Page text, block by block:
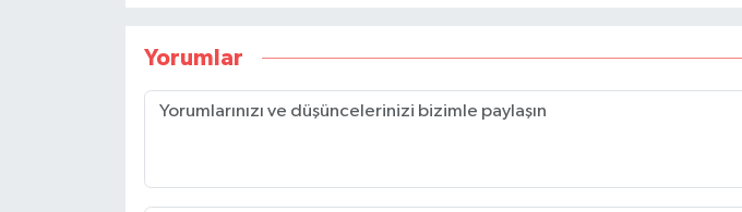
Yorumlar